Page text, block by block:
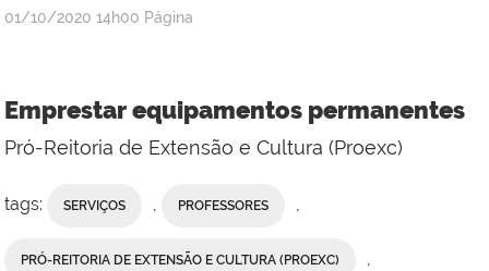
publicado
01/10/2020 14h00 Página
Emprestar equipamentos permanentes
Pró-Reitoria de Extensão e Cultura (Proexc)
tags: SERVIÇOS PROFESSORES
PRÓ-REITORIA DE EXTENSÃO E CULTURA (PROEXC)